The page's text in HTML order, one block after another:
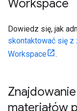
Workspace
Dowiedz się, jak
skontaktować się z
Workspace
.
materiałów